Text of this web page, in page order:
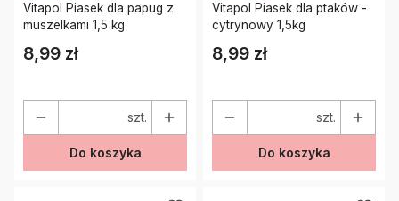
Vitapol Piasek dla papug z
muszelkami 1,5 kg
Cena
8,99 zł
szt.
Do koszyka
Vitapol Piasek dla ptaków -
cytrynowy 1,5kg
Cena
8,99 zł
szt.
Do koszyka